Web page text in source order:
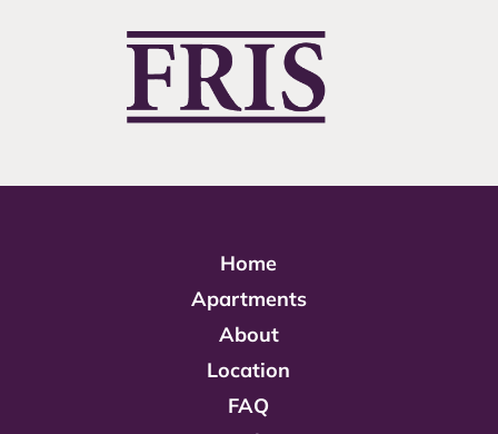
Home
Apartments
About
Location
FAQ